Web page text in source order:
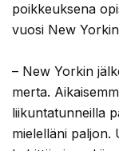
poikkeuksena
vuosi New
– New Yorkin
merta.
liikuntatunneilla
mielelläni paljon.